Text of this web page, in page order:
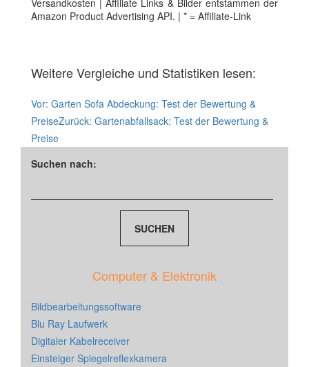
Amazon Product Advertising API. | * = Affiliate-Link
Weitere Vergleiche und Statistiken lesen:
Vor: Garten Sofa Abdeckung: Test der Bewertung &
PreiseZurück: Gartenabfallsack: Test der Bewertung &
Preise
Suchen nach:
Computer & Elektronik
Bildbearbeitungssoftware
Blu Ray Laufwerk
Digitaler Kabelreceiver
Einsteiger Spiegelreflexkamera